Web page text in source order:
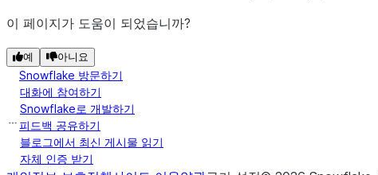
이 페이지가 도움이 되었습니까?
예 아니요
Snowflake 방문하기
대화에 참여하기
Snowflake로 개발하기
피드백 공유하기
블로그에서 최신 게시물 읽기
자체 인증 받기